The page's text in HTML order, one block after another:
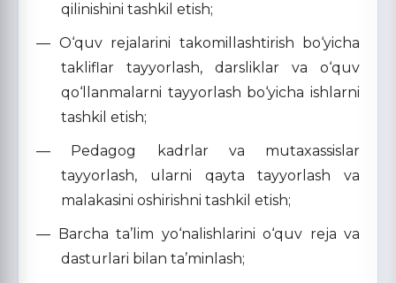
qilinishini tashkil etish;
— O‘quv rejalarini takomillashtirish bo‘yicha
takliflar tayyorlash, darsliklar va o‘quv
qo‘llanmalarni tayyorlash bo‘yicha ishlarni
tashkil etish;
— Pedagog kadrlar va mutaxassislar
tayyorlash, ularni qayta tayyorlash va
malakasini oshirishni tashkil etish;
— Barcha ta’lim yo‘nalishlarini o‘quv reja va
dasturlari bilan ta’minlash;